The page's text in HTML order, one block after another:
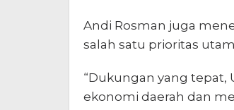
Andi Rosman juga
salah satu prioritas
“Dukungan yang
ekonomi daerah dan